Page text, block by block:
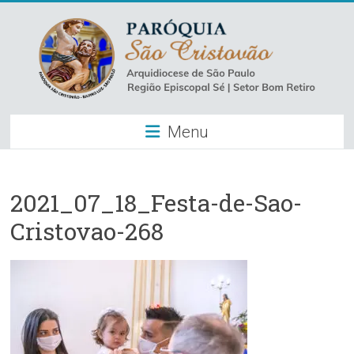
content
Paróquia
São
–
Luz
Paulo
Menu
2021_07_18_Festa-de-Sao-
Cristovao-268